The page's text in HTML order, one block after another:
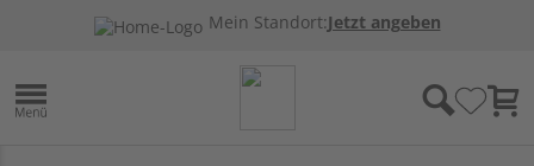
Mein Standort:Jetzt angeben